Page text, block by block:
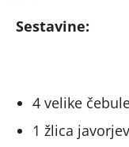
Sestavine:
4 velike
1 žlica